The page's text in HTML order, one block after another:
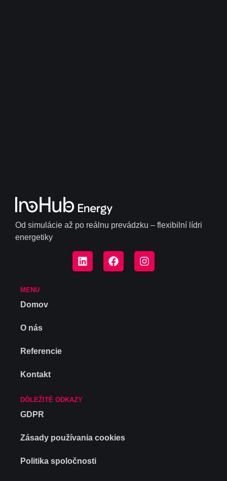
Od simulácie až po reálnu prevádzku – flexibilní lídri
energetiky
MENU
Domov
O nás
Referencie
Kontakt
DÔLEŽITÉ ODKAZY
GDPR
Zásady používania cookies
Politika spoločnosti